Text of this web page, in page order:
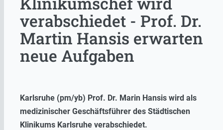
verabschiedet - Prof. Dr.
Martin Hansis erwarten
neue Aufgaben
Karlsruhe (pm/yb) Prof. Dr. Marin Hansis wird als
medizinischer Geschäftsführer des Städtischen
Klinikums Karlsruhe verabschiedet.